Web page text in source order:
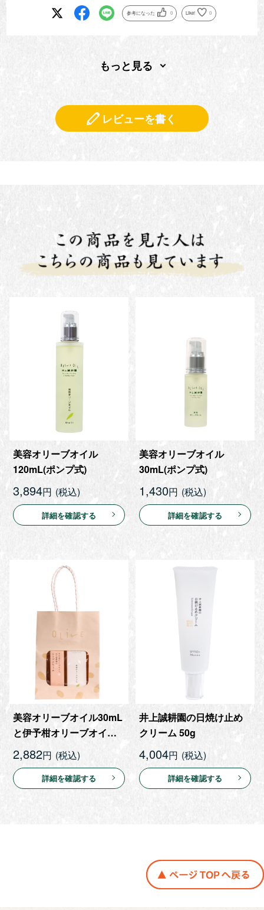
参考になった 0 Like! 0
もっと見る
レビューを書く
美容オリーブオイル
120mL(ポンプ式)
3,894円
詳細を確認する
美容オリーブオイル
30mL(ポンプ式)
1,430円
詳細を確認する
美容オリーブオイル30mL
と伊予柑オリーブオイル
リップクリーム(ピンク)の
セット
2,882円
詳細を確認する
井上誠耕園の日焼け止め
クリーム 50g
4,004円
詳細を確認する